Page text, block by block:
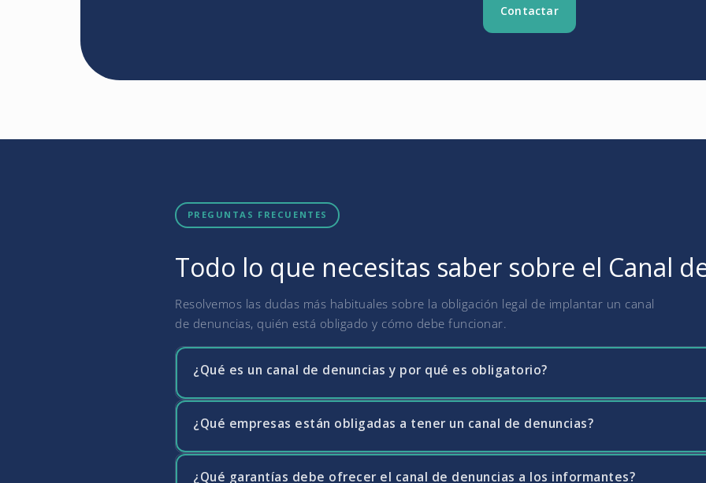
Contactar
PREGUNTAS FRECUENTES
Todo lo que necesitas saber sobre el Canal
Resolvemos las dudas más habituales sobre la obligación legal de implantar un canal
de denuncias, quién está obligado y cómo debe funcionar.
¿Qué es un canal de denuncias y por qué es obligatorio?
El canal de denuncias es un sistema interno que permite a empleados, proveedores y otros
¿Qué empresas están obligadas a tener un canal de denuncias?
Desde el 1 de diciembre de 2023 están obligadas todas las empresas con 50 o más
¿Qué garantías debe ofrecer el canal de denuncias a los informantes?